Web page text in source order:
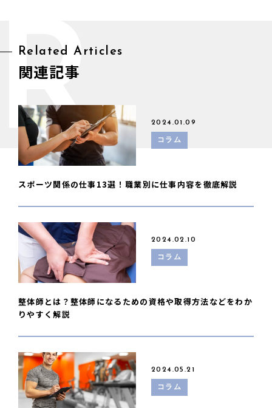
Related Articles
関連記事
2024.01.09
コラム
スポーツ関係の仕事13選！職業別に仕事内容を徹底解説
2024.02.10
コラム
整体師とは？整体師になるための資格や取得方法などをわか
りやすく解説
2024.05.21
コラム